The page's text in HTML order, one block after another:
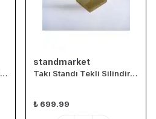
Gümüş Kesesi No:3 (100 ADET)
standmarket
Takı Standı Tekli Silindir Siyah
₺ 699.99